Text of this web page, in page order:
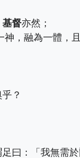
基督亦然；
，融為一體，
？
曰：「我無需於